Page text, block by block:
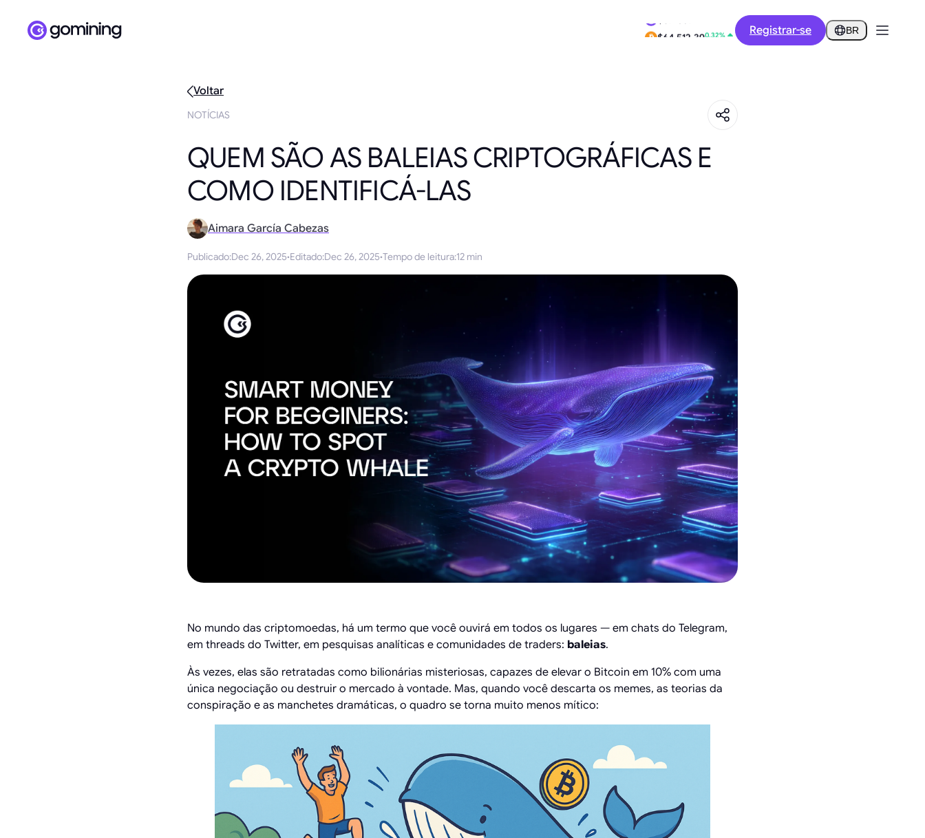
$0.2857 Registrar-se BR
Voltar
NOTÍCIAS
QUEM SÃO AS BALEIAS CRIPTOGRÁFICAS E
COMO IDENTIFICÁ-LAS
Aimara García Cabezas
Publicado:Dec 26, 2025·Editado:Dec 26, 2025·Tempo de leitura:12 min
No mundo das criptomoedas, há um termo que você ouvirá em todos os lugares — em chats do Telegram,
em threads do Twitter, em pesquisas analíticas e comunidades de traders: baleias.
Às vezes, elas são retratadas como bilionárias misteriosas, capazes de elevar o Bitcoin em 10% com uma
única negociação ou destruir o mercado à vontade. Mas, quando você descarta os memes, as teorias da
conspiração e as manchetes dramáticas, o quadro se torna muito menos mítico: